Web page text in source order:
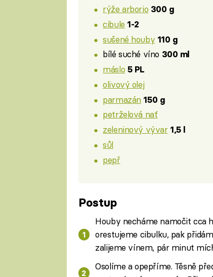
rýže arborio 300 g
cibule 1-2
sušené houby 110 g
bílé suché víno 300 ml
máslo 5 PL
olivový olej
parmazán 150 g
petrželová nať
zeleninový vývar 1,5 l
sůl
pepř
Postup
Houby necháme namočit cca
orestujeme cibulku, pak
zalijeme vínem, pár minut
Osolíme a opepříme. Těsně